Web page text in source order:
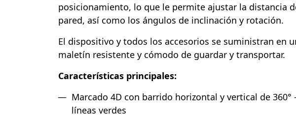
posicionamiento, lo que le permite ajustar la distancia
pared, así como los ángulos de inclinación y rotación.
El dispositivo y todos los accesorios se suministran en
maletín resistente y cómodo de guardar y transportar.
Características principales:
Marcado 4D con barrido horizontal y vertical de 360°
líneas verdes